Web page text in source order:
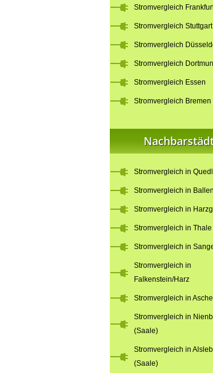
Stromvergleich
Stromvergleich Stuttgart
Stromvergleich
Stromvergleich
Stromvergleich Essen
Stromvergleich Bremen
Stromvergleich in
Stromvergleich in
Stromvergleich in
Stromvergleich in Thale
Stromvergleich in
Stromvergleich in
Falkenstein/Harz
Stromvergleich in
Stromvergleich in
(Saale)
Stromvergleich in
(Saale)